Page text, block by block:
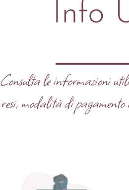
Info
Consulta le informazioni
resi, modalità di